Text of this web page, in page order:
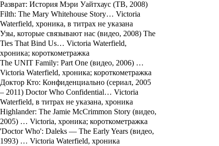
Разврат: История Мэри Уайтхаус (ТВ, 2008)
Filth: The Mary Whitehouse Story… Victoria
Waterfield, хроника, в титрах не указана
Узы, которые связывают нас (видео, 2008) The
Ties That Bind Us… Victoria Waterfield,
хроника; короткометражка
The UNIT Family: Part One (видео, 2006) …
Victoria Waterfield, хроника; короткометражка
Доктор Кто: Конфиденциально (сериал, 2005
– 2011) Doctor Who Confidential… Victoria
Waterfield, в титрах не указана, хроника
Highlander: The Jamie McCrimmon Story (видео,
2005) … Victoria, хроника; короткометражка
'Doctor Who': Daleks — The Early Years (видео,
1993) … Victoria Waterfield, хроника